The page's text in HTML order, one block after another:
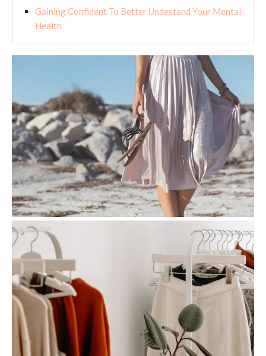
Gaining Confident To Better Undestand Your Mental
Health